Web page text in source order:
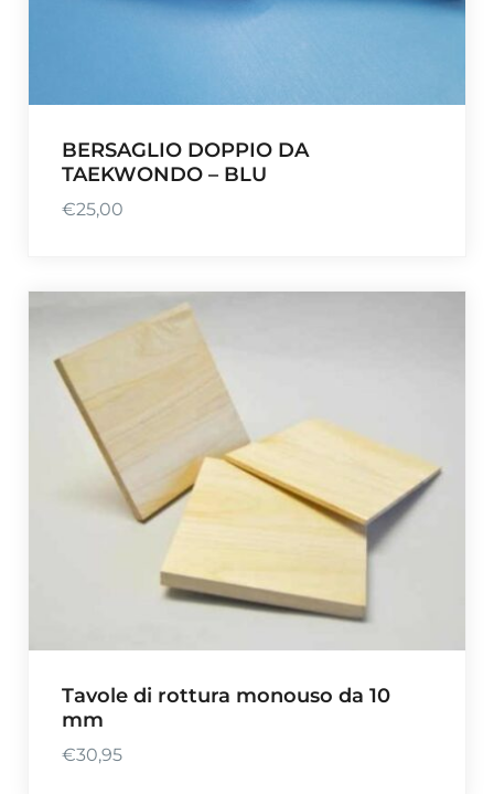
BERSAGLIO DOPPIO DA
TAEKWONDO – BLU
€25,00
Tavole di rottura monouso da 10
mm
€30,95